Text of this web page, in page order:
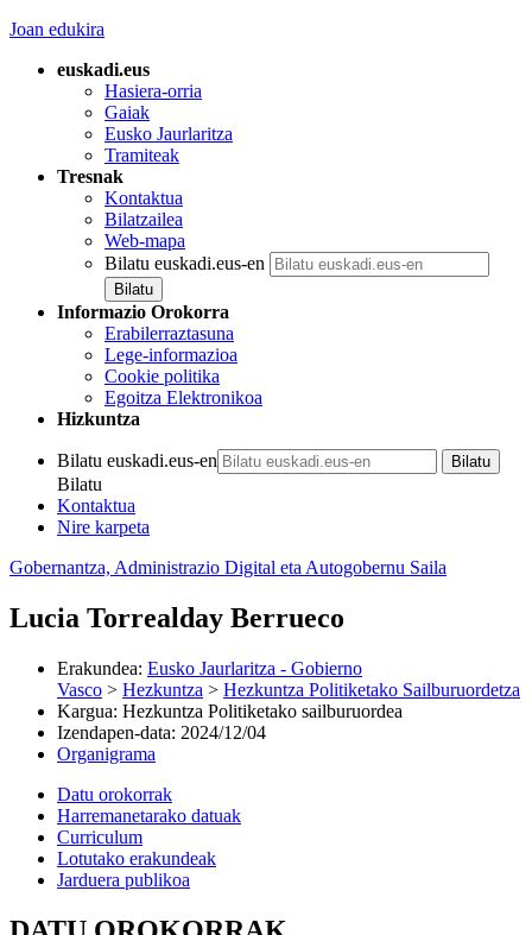
Joan edukira
euskadi.eus
Hasiera-orria
Gaiak
Eusko Jaurlaritza
Tramiteak
Tresnak
Kontaktua
Bilatzailea
Web-mapa
Bilatu euskadi.eus-en
Informazio Orokorra
Erabilerraztasuna
Lege-informazioa
Cookie politika
Egoitza Elektronikoa
Hizkuntza
Bilatu euskadi.eus-en
Bilatu
Kontaktua
Nire karpeta
Gobernantza, Administrazio Digital eta Autogobernu Saila
Lucia Torrealday Berrueco
Erakundea: Eusko Jaurlaritza - Gobierno
Vasco > Hezkuntza > Hezkuntza Politiketako Sailburuordetza
Kargua: Hezkuntza Politiketako sailburuordea
Izendapen-data: 2024/12/04
Organigrama
Datu orokorrak
Harremanetarako datuak
Curriculum
Lotutako erakundeak
Jarduera publikoa